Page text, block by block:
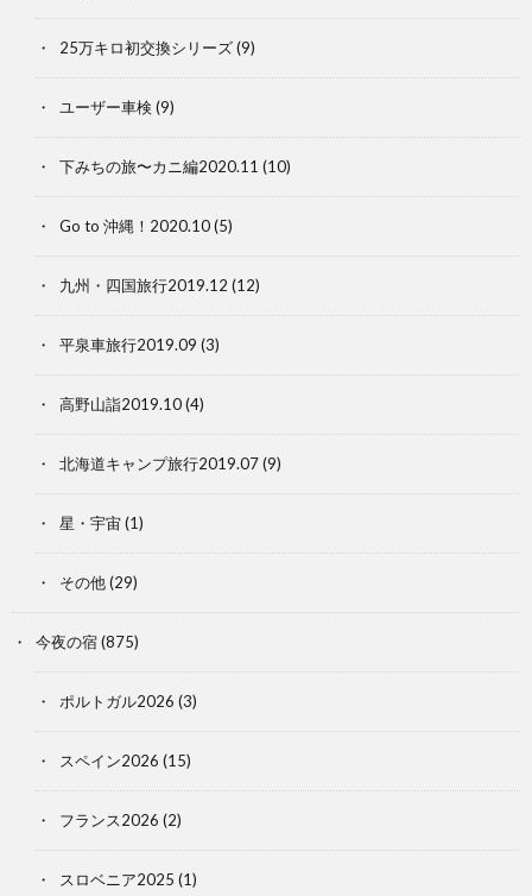
25万キロ初交換シリーズ(9)
ユーザー車検 (9)
下みちの旅〜カニ編2020.11 (10)
Go to 沖縄！2020.10(5)
九州・四国旅行2019.12 (12)
平泉車旅行2019.09 (3)
高野山詣2019.10(4)
北海道キャンプ旅行2019.07(9)
星・宇宙(1)
その他(29)
今夜の宿(875)
ポルトガル2026 (3)
スペイン2026 (15)
フランス2026 (2)
スロベニア2025 (1)